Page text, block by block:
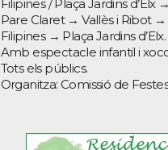
Filipines / Plaça Jardins
Pare Claret → Vallès i Ribot
Filipines → Plaça Jardins d’Elx.
Amb espectacle infantil i
Tots els públics.
Organitza: Comissió de